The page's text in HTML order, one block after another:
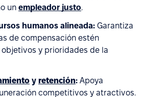
un empleador justo.
humanos alineada: Garantiza
de compensación estén
y prioridades de la
y retención: Apoya
competitivos y atractivos.